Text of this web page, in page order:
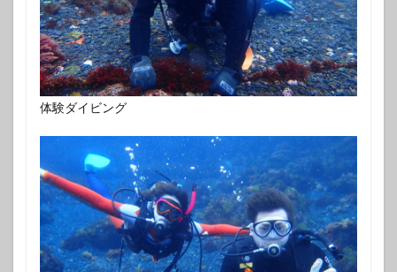
体験ダイビング